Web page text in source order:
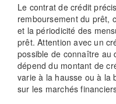
Le contrat de crédit
remboursement du prêt,
et la périodicité des
prêt. Attention avec un
possible de connaître au
dépend du montant de
varie à la hausse ou à la
sur les marchés